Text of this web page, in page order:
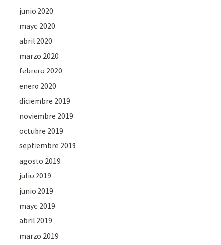
junio 2020
mayo 2020
abril 2020
marzo 2020
febrero 2020
enero 2020
diciembre 2019
noviembre 2019
octubre 2019
septiembre 2019
agosto 2019
julio 2019
junio 2019
mayo 2019
abril 2019
marzo 2019